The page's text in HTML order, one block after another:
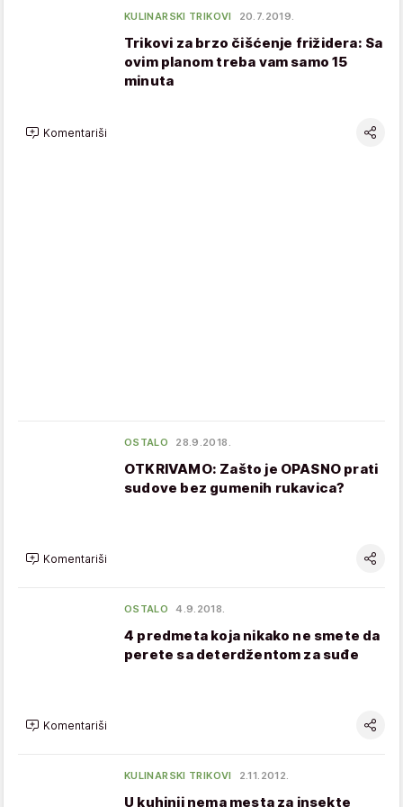
KULINARSKI TRIKOVI 20.7.2019.
Trikovi za brzo čišćenje frižidera: Sa
ovim planom treba vam samo 15
minuta
Komentariši
OSTALO 28.9.2018.
OTKRIVAMO: Zašto je OPASNO prati
sudove bez gumenih rukavica?
Komentariši
OSTALO 4.9.2018.
4 predmeta koja nikako ne smete da
perete sa deterdžentom za suđe
Komentariši
KULINARSKI TRIKOVI 2.11.2012.
U kuhinji nema mesta za insekte